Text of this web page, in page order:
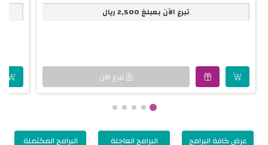
تبرع الآن بمبلغ 2,500ريال
تبرع الآن
عرض كافة البرامج البرامج العاجلة البرامج المكتملة